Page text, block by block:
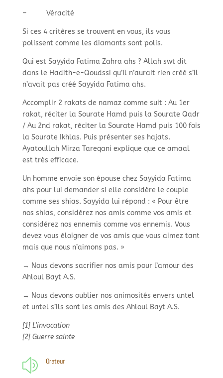
–Véracité
Si ces 4 critères se trouvent en vous, ils vous
polissent comme les diamants sont polis.
Qui est Sayyida Fatima Zahra ahs ? Allah swt dit
dans le Hadith-e-Qoudssi qu’Il n’aurait rien créé s’il
n’avait pas créé Sayyida Fatima ahs.
Accomplir 2 rakats de namaz comme suit : Au 1er
rakat, réciter la Sourate Hamd puis la Sourate Qadr
/ Au 2nd rakat, réciter la Sourate Hamd puis 100 fois
la Sourate Ikhlas. Puis présenter ses hajats.
Ayatoullah Mirza Tareqani explique que ce amaal
est très efficace.
Un homme envoie son épouse chez Sayyida Fatima
ahs pour lui demander si elle considère le couple
comme ses shias. Sayyida lui répond : « Pour être
nos shias, considérez nos amis comme vos amis et
considérez nos ennemis comme vos ennemis. Vous
devez vous éloigner de vos amis que vous aimez tant
mais que nous n’aimons pas. »
→ Nous devons sacrifier nos amis pour l’amour des
Ahloul Bayt A.S.
→ Nous devons oublier nos animosités envers untel
et untel s’ils sont les amis des Ahloul Bayt A.S.
[1] L’invocation
[2] Guerre sainte
z Orateur